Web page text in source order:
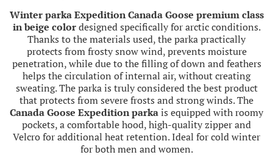
Winter parka Expedition Canada Goose premium class
in beige colordesigned specifically for arctic conditions.
Thanks to the materials used, the parka practically
protects from frosty snow wind, prevents moisture
penetration, while due to the filling of down and feathers
helps the circulation of internal air, without creating
sweating. The parka is truly considered the best product
that protects from severe frosts and strong winds. The
Canada Goose Expedition parkais equipped with roomy
pockets, a comfortable hood, high-quality zipper and
Velcro for additional heat retention. Ideal for cold winter
for both men and women.